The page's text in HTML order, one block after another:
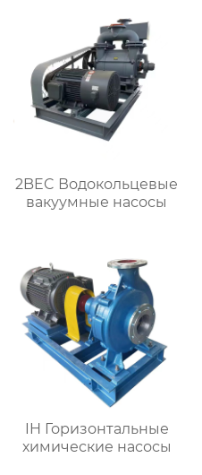
2BEC Водокольцевые
вакуумные насосы
IH Горизонтальные
химические насосы